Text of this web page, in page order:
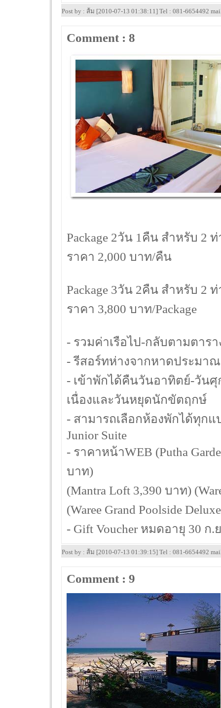
Post by : ส้ม [2010-07-13 01:38:11] Tel : 081-6654492
Comment : 8
Package 2วัน 1คืน สำหรับ 2
ราคา 2,000 บาท/คืน
Package 3วัน 2คืน สำหรับ 2
ราคา 3,800 บาท/Package
- รวมค่าเรือไป-กลับตามตารา
- รีสอร์ทห่างจากหาดประมา
- เข้าพักได้คืนวันอาทิตย์-วัน
เนื่องและวันหยุดนักขัตฤกษ์
- สามารถเลือกห้องพักได้ทุกแ
Junior Suite
- ราคาหน้าWEB (Putha
บาท)
(Mantra Loft 3,390 บาท)
(Waree Grand Poolside
- Gift Voucher หมดอายุ 30 ก.
Post by : ส้ม [2010-07-13 01:39:15] Tel : 081-6654492
Comment : 9